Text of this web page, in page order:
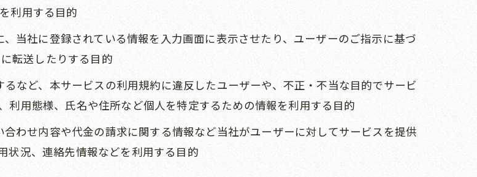
利用する目的
当社に登録されている情報を入力画面に表示させたり、ユーザーのご指示に基づ
転送したりする目的
など、本サービスの利用規約に違反したユーザーや、不正・不当な目的でサービ
利用態様、氏名や住所など個人を特定するための情報を利用する目的
わせ内容や代金の請求に関する情報など当社がユーザーに対してサービスを提供
状況、連絡先情報などを利用する目的